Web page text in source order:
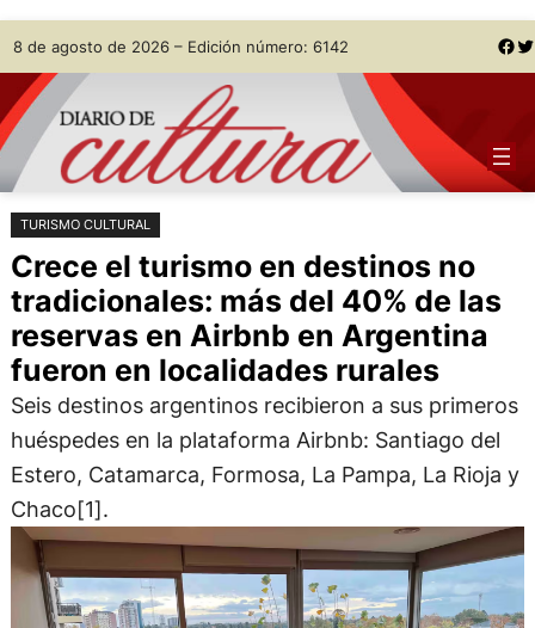
Saltar
al
contenido
Skip
to
content
8 de agosto de 2026 – Edición número: 6142 Facebook Twitter
TURISMO CULTURAL
Crece el turismo en destinos no
tradicionales: más del 40% de las
reservas en Airbnb en Argentina
fueron en localidades rurales
Seis destinos argentinos recibieron a sus primeros
huéspedes en la plataforma Airbnb: Santiago del
Estero, Catamarca, Formosa, La Pampa, La Rioja y
Chaco[1].